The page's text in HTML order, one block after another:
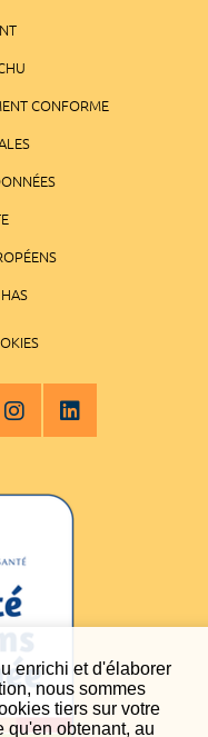
enrichi et d'élaborer
nous sommes
tiers sur votre
qu'en obtenant, au
CONFORME